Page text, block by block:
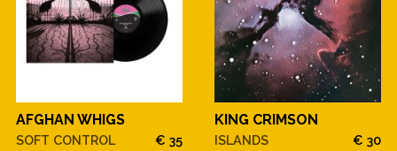
AFGHAN WHIGS
SOFT CONTROL € 35
KING CRIMSON
ISLANDS € 30